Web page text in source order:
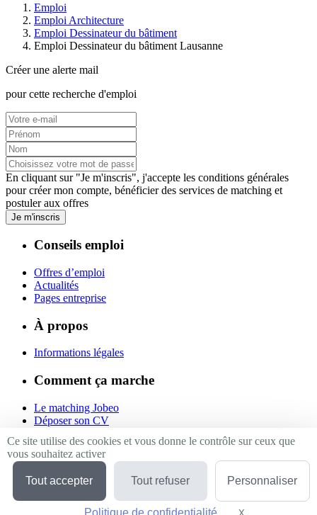
Emploi
Emploi Architecture
Emploi Dessinateur du bâtiment
Emploi Dessinateur du bâtiment Lausanne
Créer une alerte mail
pour cette recherche d'emploi
En cliquant sur "Je m'inscris", j'accepte les conditions générales
pour créer mon compte, bénéficier des services de matching et
postuler aux offres
Je m'inscris
Conseils emploi
Offres d’emploi
Actualités
Pages entreprise
À propos
Informations légales
Comment ça marche
Le matching Jobeo
Déposer son CV
Suivez-nous
Linkedin
Facebook
Ce site utilise des cookies et vous donne le contrôle sur ceux que
vous souhaitez activer
Tout accepter Tout refuser Personnaliser
Politique de confidentialité